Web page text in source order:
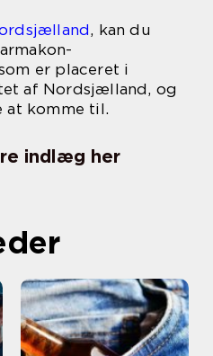
, kan du
er placeret i
af Nordsjælland, og
at komme til.
indlæg her